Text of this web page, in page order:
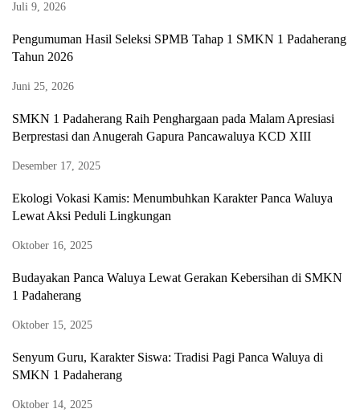
Juli 9, 2026
Pengumuman Hasil Seleksi SPMB Tahap 1 SMKN 1 Padaherang
Tahun 2026
Juni 25, 2026
SMKN 1 Padaherang Raih Penghargaan pada Malam Apresiasi
Berprestasi dan Anugerah Gapura Pancawaluya KCD XIII
Desember 17, 2025
Ekologi Vokasi Kamis: Menumbuhkan Karakter Panca Waluya
Lewat Aksi Peduli Lingkungan
Oktober 16, 2025
Budayakan Panca Waluya Lewat Gerakan Kebersihan di SMKN
1 Padaherang
Oktober 15, 2025
Senyum Guru, Karakter Siswa: Tradisi Pagi Panca Waluya di
SMKN 1 Padaherang
Oktober 14, 2025